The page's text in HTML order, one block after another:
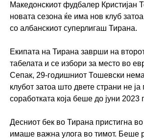
Македонскиот фудбалер Кристијан
новата сезона ќе има нов клуб
со албанскиот суперлигаш Тирана.
Екипата на Тирана заврши на
табелата и се избори за место во
Сепак, 29-годишниот Тошевски
клубот затоа што двете страни не
соработката која беше до јуни 2023
Десниот бек во Тирана пристигна
имаше важна улога во тимот. Беше